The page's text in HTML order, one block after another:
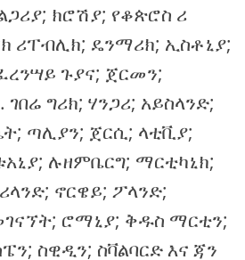
ክሮሽያ; የቆጵሮስ ሪ
ሪፐብሊክ; ዴንማሪክ; ኢስቶኒያ;
ጉያና; ጀርመን;
ግሪክ; ሃንጋሪ; አይስላንድ;
ጣሊያን; ጀርሲ; ላቲቪያ;
ሉዘምቤርግ; ማርቲካኒክ;
ኖርዌይ; ፖላንድ;
ሮማኒያ; ቅዱስ ማርቲን;
ስዊዲን; ስቫልባርድ እና ጃን